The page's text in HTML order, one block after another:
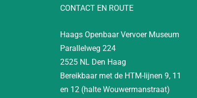
CONTACT EN ROUTE
Haags Openbaar Vervoer Museum
Parallelweg 224
2525 NL Den Haag
Bereikbaar met de HTM-lijnen 9, 11
en 12 (halte Wouwermanstraat)